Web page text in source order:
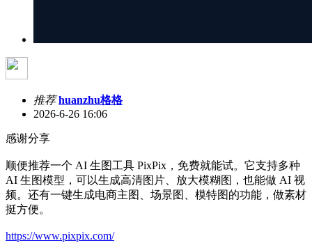
推荐huanzhu格格
2026-6-26 16:06
感谢分享
顺便推荐一个 AI 生图工具 PixPix，免费就能试。它支持多种
AI 生图模型，可以生成高清图片、放大模糊图，也能做 AI 视
频。还有一键生成电商主图、场景图、模特图的功能，做素材
挺方便。
https://www.pixpix.com/